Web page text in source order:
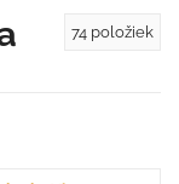
74 položiek